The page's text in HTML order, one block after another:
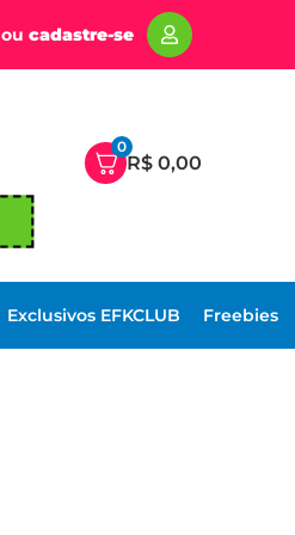
oucadastre-se
0
R$ 0,00
Exclusivos EFKCLUB Freebies